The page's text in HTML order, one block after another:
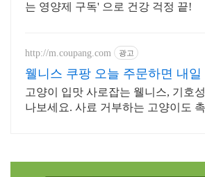
는 영양제 구독' 으로 건강 걱정 끝!
http://m.coupang.com 광고
웰니스 쿠팡 오늘 주문하면 내일
고양이 입맛 사로잡는 웰니스, 기호
나보세요. 사료 거부하는 고양이도